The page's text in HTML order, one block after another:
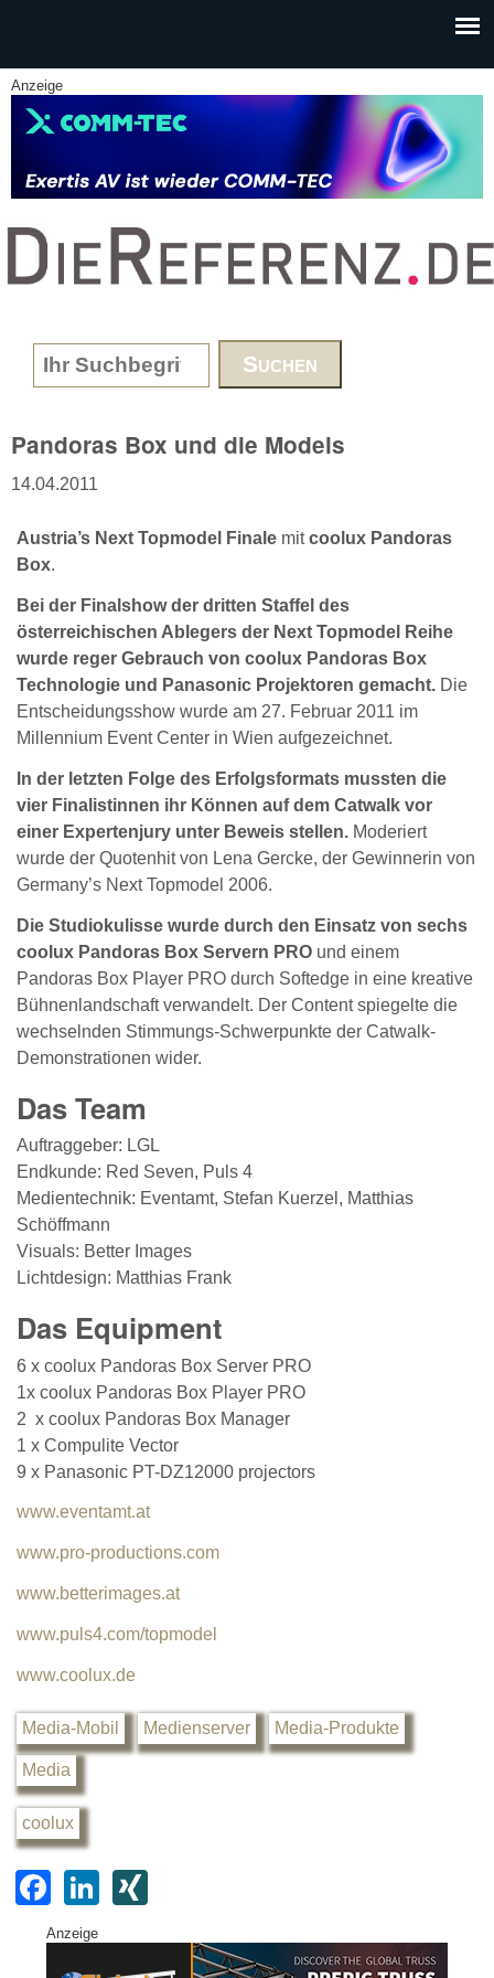
Anzeige
www.DieReferenz.de
Search form
Pandoras Box und die Models
14.04.2011
Austria’s Next Topmodel Finale mitcoolux Pandoras
Box.
Bei der Finalshow der dritten Staffel des
österreichischen Ablegers der Next Topmodel Reihe
wurde reger Gebrauch von coolux Pandoras Box
Technologie und Panasonic Projektoren gemacht. Die
Entscheidungsshow wurde am 27. Februar 2011 im
Millennium Event Center in Wien aufgezeichnet.
In der letzten Folge des Erfolgsformats mussten die
vier Finalistinnen ihr Können auf dem Catwalk vor
einer Expertenjury unter Beweis stellen. Moderiert
wurde der Quotenhit von Lena Gercke, der Gewinnerin von
Germany’s Next Topmodel 2006.
Die Studiokulisse wurde durch den Einsatz von sechs
coolux Pandoras Box Servern PRO und einem
Pandoras Box Player PRO durch Softedge in eine kreative
Bühnenlandschaft verwandelt. Der Content spiegelte die
wechselnden Stimmungs-Schwerpunkte der Catwalk-
Demonstrationen wider.
Das Team
Auftraggeber: LGL
Endkunde: Red Seven, Puls 4
Medientechnik: Eventamt, Stefan Kuerzel, Matthias
Schöffmann
Visuals: Better Images
Lichtdesign: Matthias Frank
Das Equipment
6 x coolux Pandoras Box Server PRO
1x coolux Pandoras Box Player PRO
2 x coolux Pandoras Box Manager
1 x Compulite Vector
9 x Panasonic PT-DZ12000 projectors
www.eventamt.at
www.pro-productions.com
www.betterimages.at
www.puls4.com/topmodel
www.coolux.de
Media-Mobil Medienserver Media-Produkte
Media
coolux
F
a
c
Li
k
G
Anzeige